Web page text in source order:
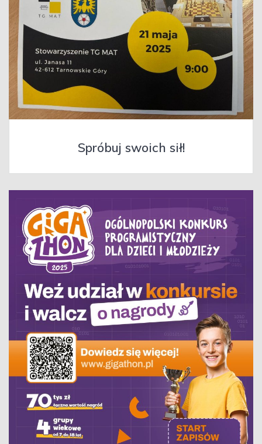
Spróbuj swoich sił!